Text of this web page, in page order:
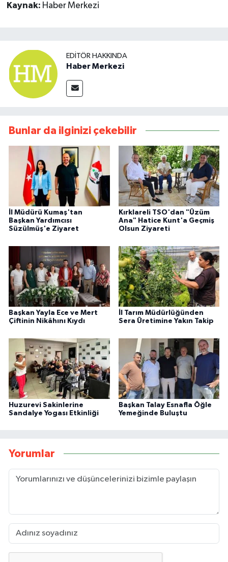
Kaynak: Haber Merkezi
EDITÖR HAKKINDA
Haber Merkezi
Bunlar da ilginizi çekebilir
İl Müdürü Kumaş'tan
Başkan Yardımcısı
Süzülmüş'e Ziyaret
Kırklareli TSO'dan "Üzüm
Ana" Hatice Kunt'a Geçmiş
Olsun Ziyareti
Başkan Yayla Ece ve Mert
Çiftinin Nikâhını Kıydı
İl Tarım Müdürlüğünden
Sera Üretimine Yakın Takip
Huzurevi Sakinlerine
Sandalye Yogası Etkinliği
Başkan Talay Esnafla Öğle
Yemeğinde Buluştu
Yorumlar